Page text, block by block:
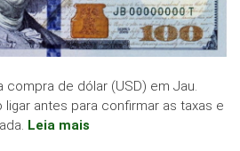
de dólar (USD) em Jau.
antes para confirmar as taxas e
Leia mais